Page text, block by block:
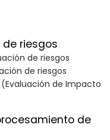
riesgos
de riesgos
de riesgos
(Evaluación de Impacto
de